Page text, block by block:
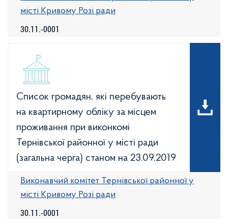
30.11.-0001
місті Кривому Розі ради
Список громадян, які перебувають
на квартирному обліку за місцем
проживання при виконкомі
Тернівської районної у місті ради
(загальна черга) станом на 23.09.2019
30.11.-0001
Виконавчий комітет Тернівської районної у
місті Кривому Розі ради